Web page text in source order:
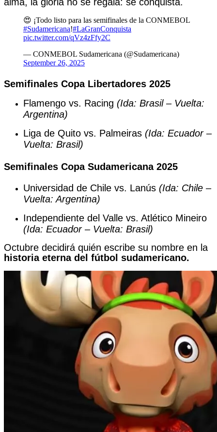
😍 ¡Todo listo para las semifinales de la CONMEBOL
#Sudamericana!#LaGranConquista
pic.twitter.com/qVz4zFfy2C
— CONMEBOL Sudamericana (@Sudamericana)
September 26, 2025
Semifinales Copa Libertadores 2025
Flamengo vs. Racing (Ida: Brasil – Vuelta:
Argentina)
Liga de Quito vs. Palmeiras (Ida: Ecuador –
Vuelta: Brasil)
Semifinales Copa Sudamericana 2025
Universidad de Chile vs. Lanús (Ida: Chile –
Vuelta: Argentina)
Independiente del Valle vs. Atlético Mineiro
(Ida: Ecuador – Vuelta: Brasil)
Octubre decidirá quién escribe su nombre en la
historia eterna del fútbol sudamericano.